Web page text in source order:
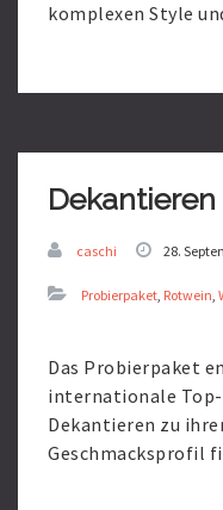
komplexen Style
caschi 28.
Probierpaket, Rotwein,
Das Probierpaket
internationale Top-
Dekantieren zu
Geschmacksprofil